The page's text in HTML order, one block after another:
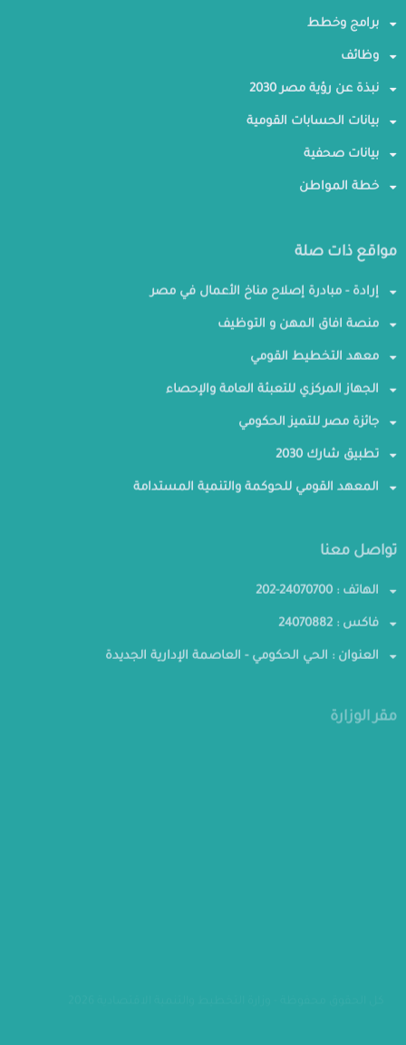
برامج وخطط
وظائف
نبذة عن رؤية مصر 2030
بيانات الحسابات القومية
بيانات صحفية
خطة المواطن
مواقع ذات صلة
إرادة - مبادرة إصلاح مناخ الأعمال في مصر
منصة افاق المهن و التوظيف
معهد التخطيط القومي
الجهاز المركزي للتعبئة العامة والإحصاء
جائزة مصر للتميز الحكومي
تطبيق شارك 2030
المعهد القومي للحوكمة والتنمية المستدامة
تواصل معنا
الهاتف : 24070700-202
فاكس : 24070882
العنوان : الحي الحكومي - العاصمة الإدارية الجديدة
مقر الوزارة